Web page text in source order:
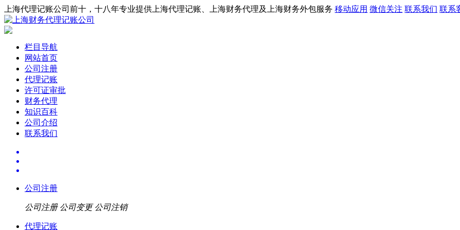
上海代理记账公司前十，十八年专业提供上海代理记账、上海财务代理及上海财务外包服务 移动应用 微信关注 联系我们 联系
栏目导航
网站首页
公司注册
代理记账
许可证审批
财务代理
知识百科
公司介绍
联系我们
公司注册
公司注册 公司变更 公司注销
代理记账